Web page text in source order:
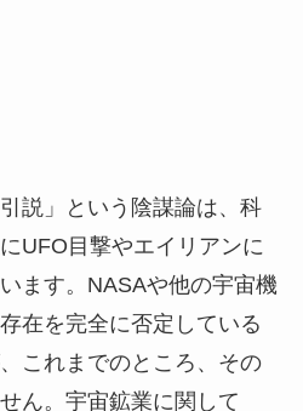
説」という陰謀論は、科
UFO目撃やエイリアンに
ます。NASAや他の宇宙機
在を完全に否定している
これまでのところ、その
ん。宇宙鉱業に関して